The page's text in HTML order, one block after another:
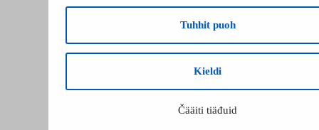
Tuhhit puoh
Kieldi
Čääiti tiäđuid